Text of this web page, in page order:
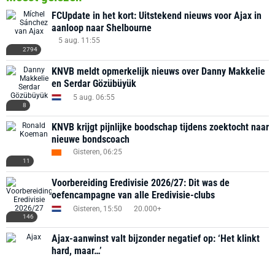
2794
FCUpdate in het kort: Uitstekend nieuws voor Ajax in
aanloop naar Shelbourne
5 aug. 11:55
8
KNVB meldt opmerkelijk nieuws over Danny Makkelie
en Serdar Gözübüyük
5 aug. 06:55
11
KNVB krijgt pijnlijke boodschap tijdens zoektocht naar
nieuwe bondscoach
Gisteren, 06:25
146
Voorbereiding Eredivisie 2026/27: Dit was de
oefencampagne van alle Eredivisie-clubs
Gisteren, 15:50 20.000+
Ajax-aanwinst valt bijzonder negatief op: ‘Het klinkt
hard, maar…’